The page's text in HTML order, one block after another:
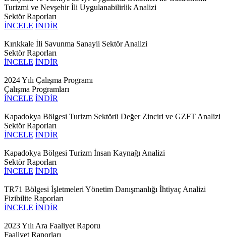
Turizmi ve Nevşehir İli Uygulanabilirlik Analizi
Sektör Raporları
İNCELE İNDİR
Kırıkkale İli Savunma Sanayii Sektör Analizi
Sektör Raporları
İNCELE İNDİR
2024 Yılı Çalışma Programı
Çalışma Programları
İNCELE İNDİR
Kapadokya Bölgesi Turizm Sektörü Değer Zinciri ve GZFT Analizi
Sektör Raporları
İNCELE İNDİR
Kapadokya Bölgesi Turizm İnsan Kaynağı Analizi
Sektör Raporları
İNCELE İNDİR
TR71 Bölgesi İşletmeleri Yönetim Danışmanlığı İhtiyaç Analizi
Fizibilite Raporları
İNCELE İNDİR
2023 Yılı Ara Faaliyet Raporu
Faaliyet Raporları